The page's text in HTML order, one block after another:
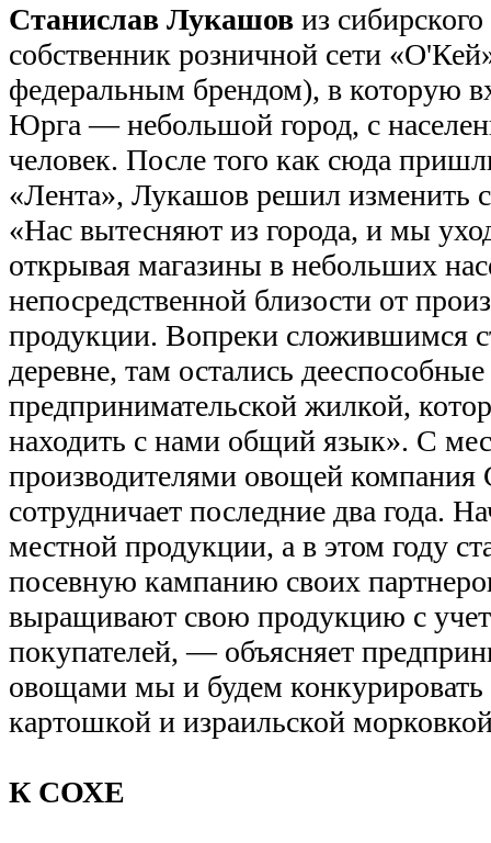
Станислав Лукашов из
собственник розничной сети
федеральным брендом), в которую
Юрга — небольшой город, с
человек. После того как сюда
«Лента», Лукашов решил изменить
«Нас вытесняют из города, и мы
открывая магазины в небольших
непосредственной близости от
продукции. Вопреки сложившимся
деревне, там остались
предпринимательской жилкой,
находить с нами общий язык». С
производителями овощей компания
сотрудничает последние два года.
местной продукции, а в этом году
посевную кампанию своих
выращивают свою продукцию с
покупателей, — объясняет
овощами мы и будем конкурировать
картошкой и израильской
К СОХЕ